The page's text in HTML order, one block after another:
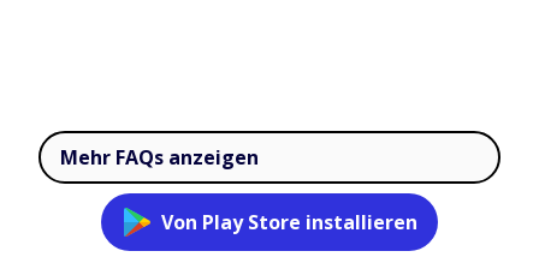
Mehr FAQs anzeigen
Von Play Store installieren